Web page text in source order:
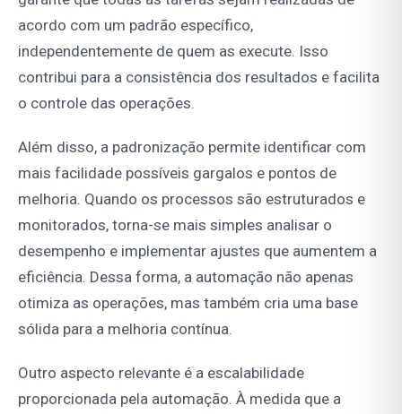
acordo com um padrão específico,
independentemente de quem as execute. Isso
contribui para a consistência dos resultados e facilita
o controle das operações.
Além disso, a padronização permite identificar com
mais facilidade possíveis gargalos e pontos de
melhoria. Quando os processos são estruturados e
monitorados, torna-se mais simples analisar o
desempenho e implementar ajustes que aumentem a
eficiência. Dessa forma, a automação não apenas
otimiza as operações, mas também cria uma base
sólida para a melhoria contínua.
Outro aspecto relevante é a escalabilidade
proporcionada pela automação. À medida que a